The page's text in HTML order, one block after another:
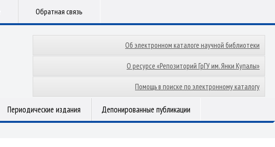
Обратная связь
Об электронном каталоге научной библиотеки
О ресурсе «Репозиторий ГрГУ им. Янки Купалы»
Помощь в поиске по электронному каталогу
Периодические издания Депонированные публикации